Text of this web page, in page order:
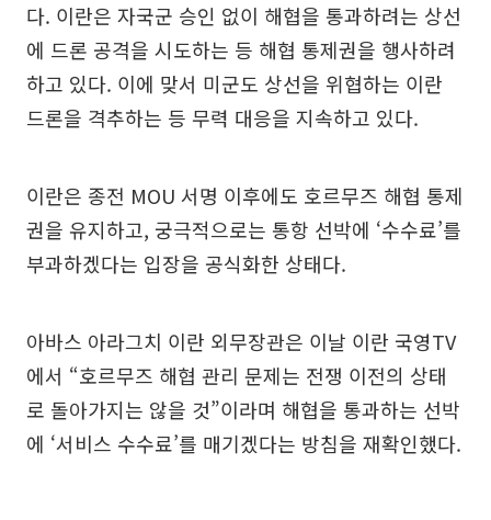
다. 이란은 자국군 승인 없이 해협을 통과하려는 상선
에 드론 공격을 시도하는 등 해협 통제권을 행사하려
하고 있다. 이에 맞서 미군도 상선을 위협하는 이란
드론을 격추하는 등 무력 대응을 지속하고 있다.
이란은 종전 MOU 서명 이후에도 호르무즈 해협 통제
권을 유지하고, 궁극적으로는 통항 선박에 ‘수수료’를
부과하겠다는 입장을 공식화한 상태다.
아바스 아라그치 이란 외무장관은 이날 이란 국영TV
에서 “호르무즈 해협 관리 문제는 전쟁 이전의 상태
로 돌아가지는 않을 것”이라며 해협을 통과하는 선박
에 ‘서비스 수수료’를 매기겠다는 방침을 재확인했다.